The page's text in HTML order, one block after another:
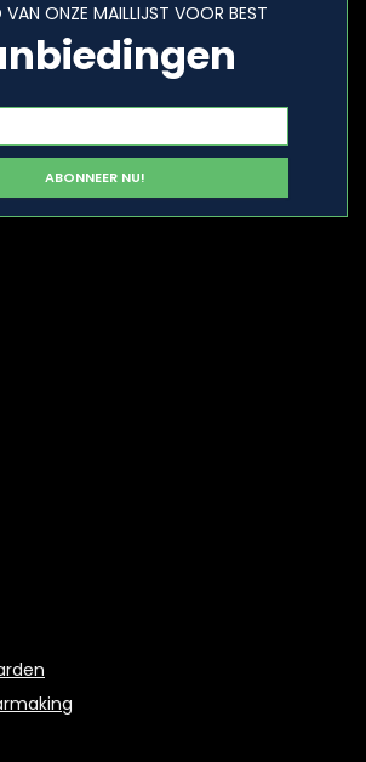
ONZE MAILLIJST VOOR BEST